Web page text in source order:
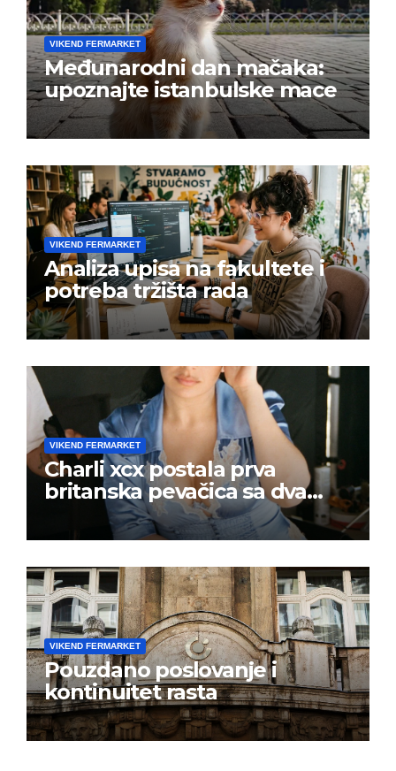
VIKEND FERMARKET
Međunarodni dan mačaka:
upoznajte istanbulske mace
VIKEND FERMARKET
Analiza upisa na fakultete i
potreba tržišta rada
VIKEND FERMARKET
Charli xcx postala prva
britanska pevačica sa dva
albuma na prvom mestu u
istoj kalendarskoj godini
VIKEND FERMARKET
Pouzdano poslovanje i
kontinuitet rasta